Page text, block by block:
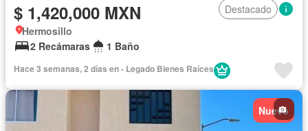
$ 1,420,000 MXN
Destacado
Hermosillo
2 Recámaras
1 Baño
Hace 3 semanas, 2 días en - Legado Bienes Raíces
Nuevo